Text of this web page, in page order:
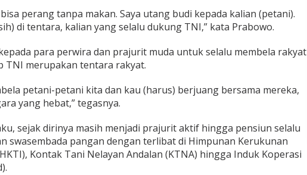
perang tanpa makan. Saya utang budi kepada kalian (petani).
di tentara, kalian yang selalu dukung TNI,” kata Prabowo.
para perwira dan prajurit muda untuk selalu membela rakyat
TNI merupakan tentara rakyat.
petani-petani kita dan kau (harus) berjuang bersama mereka,
yang hebat,” tegasnya.
sejak dirinya masih menjadi prajurit aktif hingga pensiun selalu
swasembada pangan dengan terlibat di Himpunan Kerukunan
Kontak Tani Nelayan Andalan (KTNA) hingga Induk Koperasi